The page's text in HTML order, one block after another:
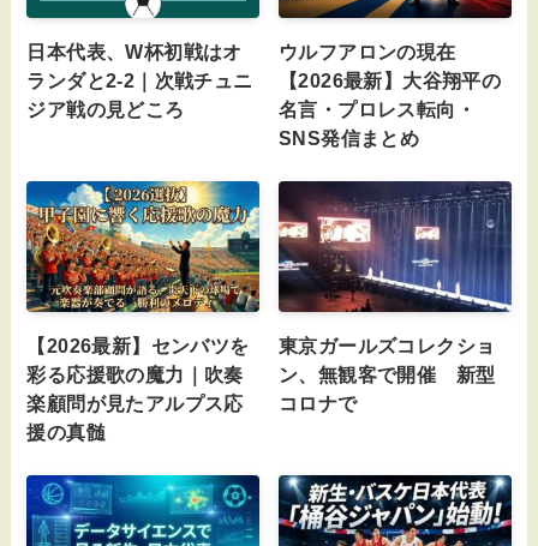
日本代表、W杯初戦はオ
ランダと2-2｜次戦チュニ
ジア戦の見どころ
ウルフアロンの現在
【2026最新】大谷翔平の
名言・プロレス転向・
SNS発信まとめ
【2026最新】センバツを
彩る応援歌の魔力｜吹奏
楽顧問が見たアルプス応
援の真髄
東京ガールズコレクショ
ン、無観客で開催 新型
コロナで